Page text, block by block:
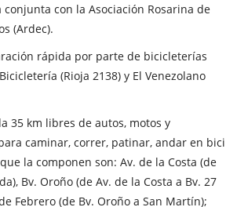
con la Asociación Rosarina de
(Ardec).
rápida por parte de bicicleterías
(Rioja 2138) y El Venezolano
35 km libres de autos, motos y
caminar, correr, patinar, andar en bici
la componen son: Av. de la Costa (de
Bv. Oroño (de Av. de la Costa a Bv. 27
Febrero (de Bv. Oroño a San Martín);